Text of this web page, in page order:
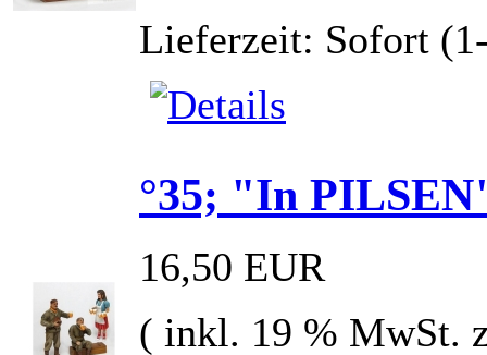
Lieferzeit: Sofort
°35; "In
16,50 EUR
( inkl. 19 % MwSt.